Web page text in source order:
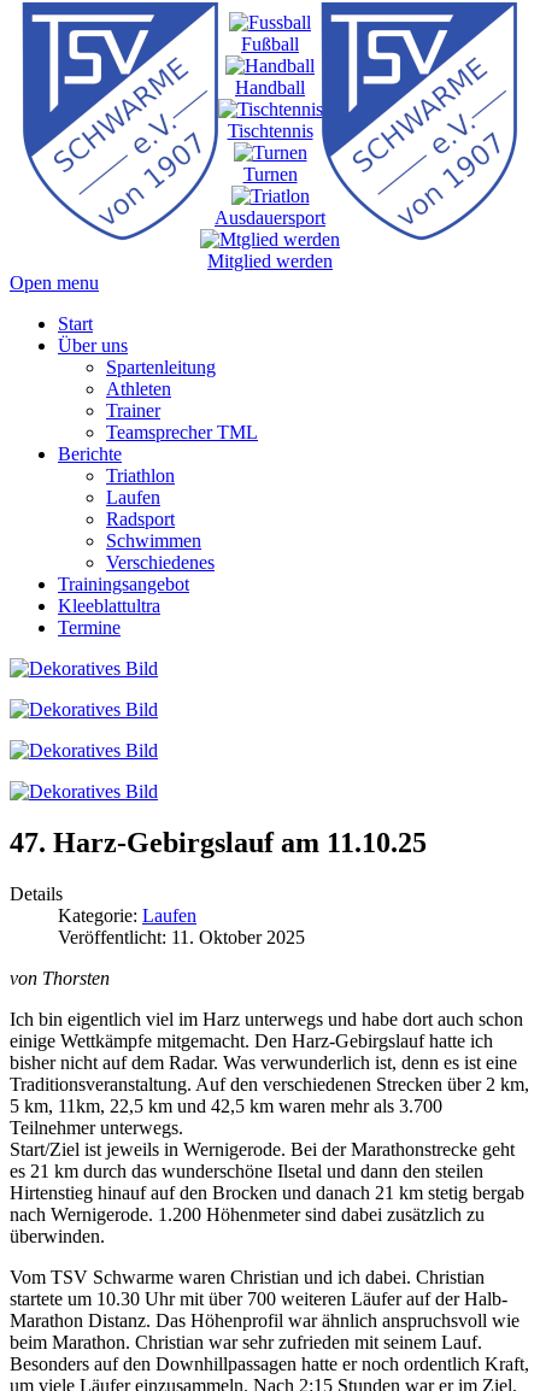
Fußball
Handball
Tischtennis
Turnen
Ausdauersport
Mitglied werden
Open menu
Start
Über uns
Spartenleitung
Athleten
Trainer
Teamsprecher TML
Berichte
Triathlon
Laufen
Radsport
Schwimmen
Verschiedenes
Trainingsangebot
Kleeblattultra
Termine
47. Harz-Gebirgslauf am 11.10.25
Details
Kategorie: Laufen
Veröffentlicht: 11. Oktober 2025
von Thorsten
Ich bin eigentlich viel im Harz unterwegs und habe dort auch schon
einige Wettkämpfe mitgemacht. Den Harz-Gebirgslauf hatte ich
bisher nicht auf dem Radar. Was verwunderlich ist, denn es ist eine
Traditionsveranstaltung. Auf den verschiedenen Strecken über 2 km,
5 km, 11km, 22,5 km und 42,5 km waren mehr als 3.700
Teilnehmer unterwegs.
Start/Ziel ist jeweils in Wernigerode. Bei der Marathonstrecke geht
es 21 km durch das wunderschöne Ilsetal und dann den steilen
Hirtenstieg hinauf auf den Brocken und danach 21 km stetig bergab
nach Wernigerode. 1.200 Höhenmeter sind dabei zusätzlich zu
überwinden.
Vom TSV Schwarme waren Christian und ich dabei. Christian
startete um 10.30 Uhr mit über 700 weiteren Läufer auf der Halb-
Marathon Distanz. Das Höhenprofil war ähnlich anspruchsvoll wie
beim Marathon. Christian war sehr zufrieden mit seinem Lauf.
Besonders auf den Downhillpassagen hatte er noch ordentlich Kraft,
um viele Läufer einzusammeln. Nach 2:15 Stunden war er im Ziel.